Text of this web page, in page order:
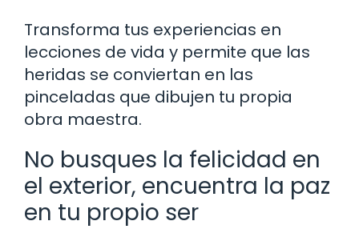
Transforma tus experiencias en
lecciones de vida y permite que las
heridas se conviertan en las
pinceladas que dibujen tu propia
obra maestra.
No busques la felicidad en
el exterior, encuentra la paz
en tu propio ser